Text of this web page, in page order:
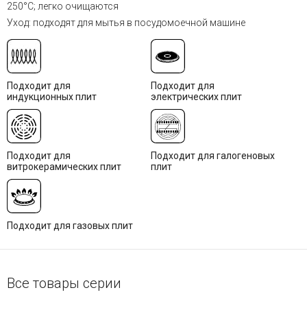
250°C; легко очищаются
Уход: подходят для мытья в посудомоечной машине
Подходит для
индукционных плит
Подходит для
электрических плит
Подходит для
витрокерамических плит
Подходит для галогеновых
плит
Подходит для газовых плит
Все товары серии